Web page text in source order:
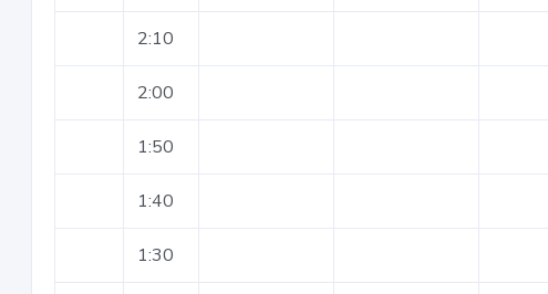
2:10
2:00
1:50
1:40
1:30